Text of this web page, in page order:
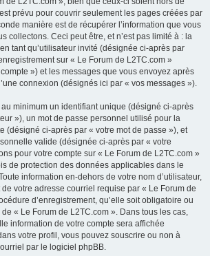
prévu pour couvrir seulement les pages créées par
manière est de récupérer l’information que vous
collectons. Ceci peut être, et n’est pas limité à : la
tant qu’utilisateur invité (désignée ci-après par
sur « Le Forum de L2TC.com »
») et les messages que vous envoyez après
connexion (désignés ici par « vos messages »).
minimum un identifiant unique (désigné ci-après
»), un mot de passe personnel utilisé pour la
(désigné ci-après par « votre mot de passe »), et
valide (désignée ci-après par « votre
pour votre compte sur « Le Forum de L2TC.com »
de protection des données applicables dans le
information en-dehors de votre nom d’utilisateur,
votre adresse courriel requise par « Le Forum de
d’enregistrement, qu’elle soit obligatoire ou
« Le Forum de L2TC.com ». Dans tous les cas,
information de votre compte sera affichée
votre profil, vous pouvez souscrire ou non à
par le logiciel phpBB.